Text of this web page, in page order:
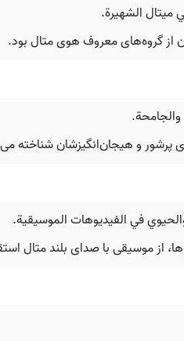
الشهيرة.
از گروه‌های معروف هوی متال بود.
والجامحة.
پرشور و هیجان‌انگیزشان شناخته
في الفيديوهات الموسيقية.
از موسیقی با صدای بلند متال